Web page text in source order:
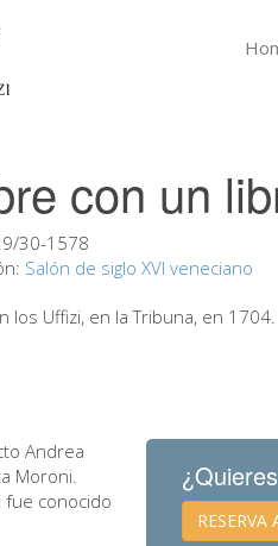
con un
30-1578
Salón de siglo XVI veneciano
los Uffizi, en la Tribuna, en 1704.
Andrea
Moroni.
fue conocido